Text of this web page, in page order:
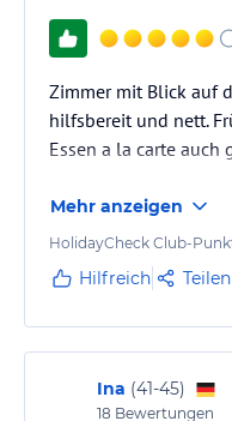
Zimmer mit Blick auf
hilfsbereit und nett.
Essen a la carte auch
Mehr anzeigen
HolidayCheck Club-
Hilfreich Teilen
Ina (41-45)
18 Bewertungen